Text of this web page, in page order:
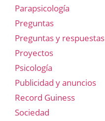
Parapsicología
Preguntas
Preguntas y respuestas
Proyectos
Psicología
Publicidad y anuncios
Record Guiness
Sociedad